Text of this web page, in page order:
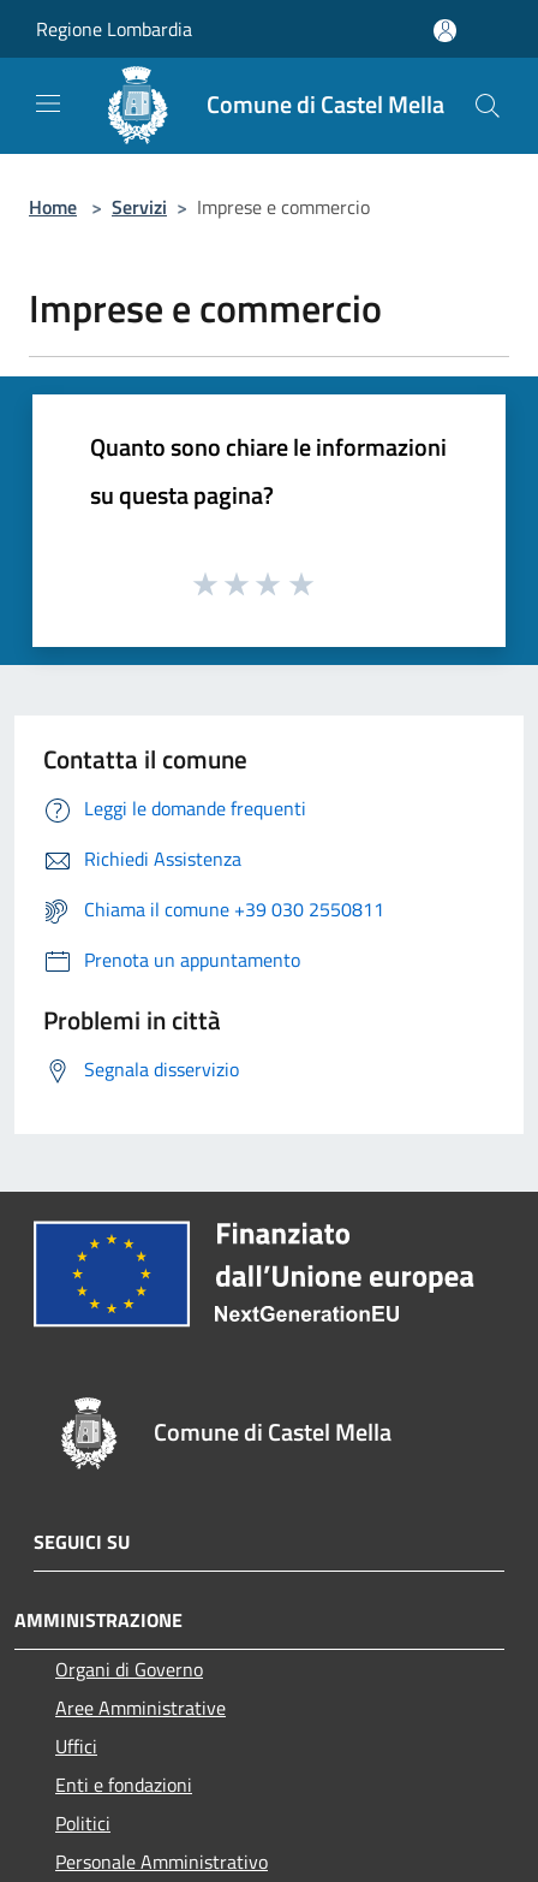
Regione Lombardia
Comune di Castel Mella
Home > Servizi > Imprese e commercio
Imprese e commercio
Quanto sono chiare le informazioni
su questa pagina?
Contatta il comune
Leggi le domande frequenti
Richiedi Assistenza
Chiama il comune +39 030 2550811
Prenota un appuntamento
Problemi in città
Segnala disservizio
Comune di Castel Mella
SEGUICI SU
AMMINISTRAZIONE
Organi di Governo
Aree Amministrative
Uffici
Enti e fondazioni
Politici
Personale Amministrativo